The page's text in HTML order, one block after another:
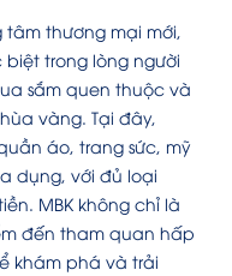
thương mại mới,
trong lòng người
sắm quen thuộc và
vàng. Tại đây,
áo, trang sức, mỹ
dụng, với đủ loại
MBK không chỉ là
đến tham quan hấp
khám phá và trải